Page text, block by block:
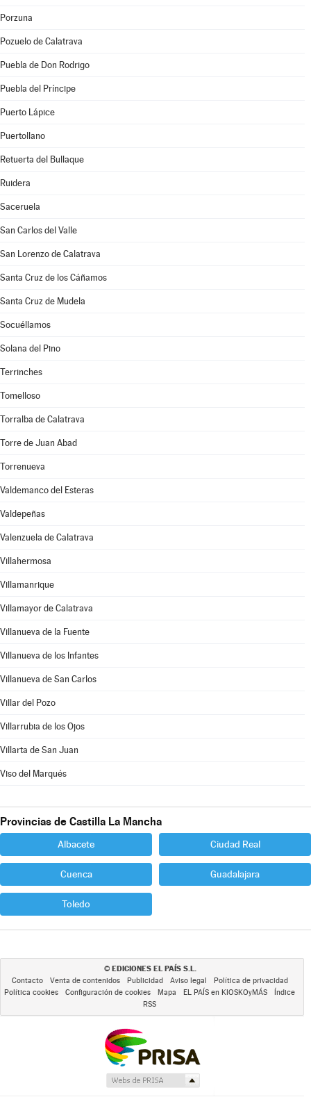
Porzuna
Pozuelo de Calatrava
Puebla de Don Rodrigo
Puebla del Príncipe
Puerto Lápice
Puertollano
Retuerta del Bullaque
Ruidera
Saceruela
San Carlos del Valle
San Lorenzo de Calatrava
Santa Cruz de los Cáñamos
Santa Cruz de Mudela
Socuéllamos
Solana del Pino
Terrinches
Tomelloso
Torralba de Calatrava
Torre de Juan Abad
Torrenueva
Valdemanco del Esteras
Valdepeñas
Valenzuela de Calatrava
Villahermosa
Villamanrique
Villamayor de Calatrava
Villanueva de la Fuente
Villanueva de los Infantes
Villanueva de San Carlos
Villar del Pozo
Villarrubia de los Ojos
Villarta de San Juan
Viso del Marqués
Provincias de Castilla La Mancha
Albacete Ciudad Real
Cuenca Guadalajara
Toledo
© EDICIONES EL PAÍS S.L.
Contacto Venta de contenidos Publicidad Aviso legal
Política de privacidad
Política cookies
Configuración de cookies Mapa EL PAÍS en KIOSKOyMÁS
Índice
RSS